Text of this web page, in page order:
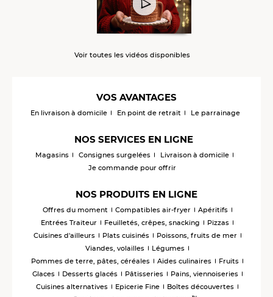
Voir toutes les vidéos disponibles
VOS AVANTAGES
En livraison à domicile En point de retrait Le parrainage
NOS SERVICES EN LIGNE
Magasins Consignes surgelées
Livraison à domicile
Je commande pour offrir
NOS PRODUITS EN LIGNE
Offres du moment Compatibles air-fryer
Apéritifs
Entrées Traiteur
Feuilletés, crêpes, snacking
Pizzas
Cuisines d'ailleurs
Plats cuisinés
Poissons, fruits de mer
Viandes, volailles
Légumes
Pommes de terre, pâtes, céréales
Aides culinaires
Fruits
Glaces
Desserts glacés Pâtisseries
Pains, viennoiseries
Cuisines alternatives
Epicerie Fine
Boîtes découvertes